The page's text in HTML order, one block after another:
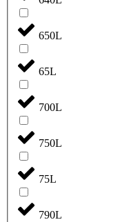
650L
65L
700L
750L
75L
790L